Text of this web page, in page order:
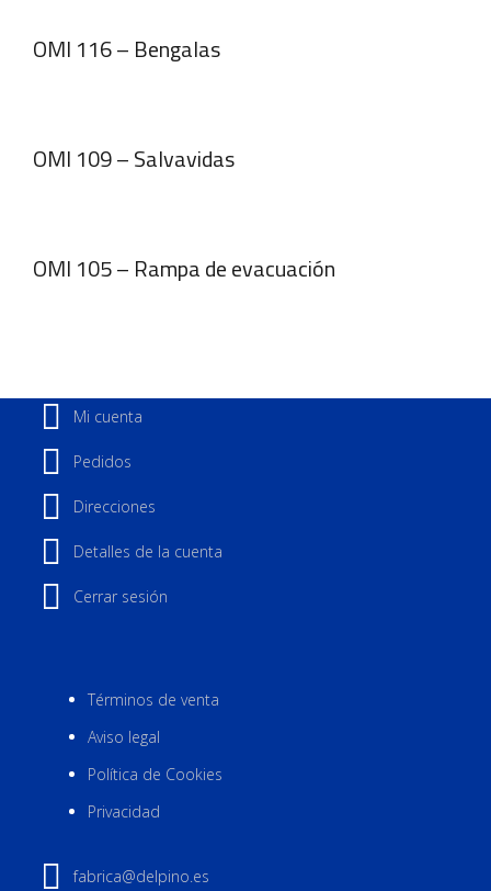
OMI 116 – Bengalas
OMI 109 – Salvavidas
OMI 105 – Rampa de evacuación
Mi cuenta
Pedidos
Direcciones
Detalles de la cuenta
Cerrar sesión
Términos de venta
Aviso legal
Política de Cookies
Privacidad
fabrica@delpino.es